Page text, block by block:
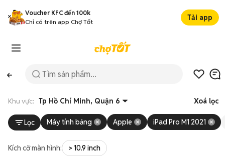
Voucher KFC đến 100k
Chỉ có trên app Chợ Tốt
Tải app
Khu vực: Tp Hồ Chí Minh, Quận 6 Xoá lọc
Lọc Máy tính bảng Apple iPad Pro M1 2021
Kích cỡ màn hình: > 10.9 inch